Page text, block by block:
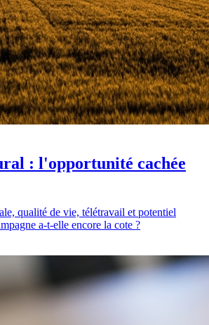
: l'opportunité cachée
qualité de vie, télétravail et potentiel
a-t-elle encore la cote ?